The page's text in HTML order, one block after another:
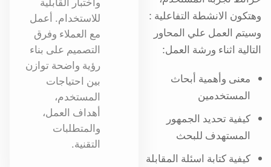
وهتكون الانشطة التفاعلية :
وسيتم العمل علي المحاور
التالية اثناء ورشة العمل:
معنى وأهمية أبحاث
المستخدمين
كيفية تحديد الجمهور
المستهدف للبحث
كيفية كتابة اسئلة المقابلة
للاستخدام. أعمل
مع العملاء وفرق
التصميم على بناء
رؤية واضحة توازن
بين احتياجات
المستخدم،
أهداف العمل،
والمتطلبات
التقنية.